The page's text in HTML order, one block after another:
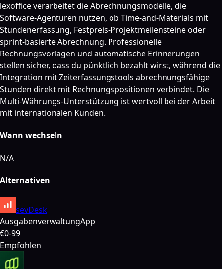
lexoffice verarbeitet die Abrechnungsmodelle, die
Software-Agenturen nutzen, ob Time-and-Materials mit
Stundenerfassung, Festpreis-Projektmeilensteine oder
sprint-basierte Abrechnung. Professionelle
Rechnungsvorlagen und automatische Erinnerungen
stellen sicher, dass du pünktlich bezahlt wirst, während die
Integration mit Zeiterfassungstools abrechnungsfähige
Stunden direkt mit Rechnungspositionen verbindet. Die
Multi-Währungs-Unterstützung ist wertvoll bei der Arbeit
mit internationalen Kunden.
Wann wechseln
N/A
Alternativen
sevDesk
AusgabenverwaltungApp
€0-99
Empfohlen